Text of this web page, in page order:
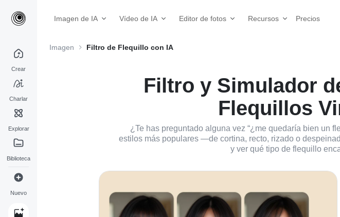
Imagen de IA Vídeo de IA Editor de fotos Recursos Precios
Crear
Charlar
Explorar
Biblioteca
Nuevo
Imagen Filtro de Flequillo con IA
Filtro y Simulador
Flequillos
¿Te has preguntado alguna vez “¿me quedaría bien un
estilos más populares —de cortina, recto, rizado o
y ver qué tipo de flequillo